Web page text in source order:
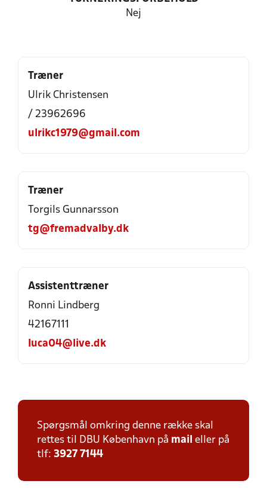
Nej
Træner
Ulrik Christensen
/ 23962696
ulrikc1979@gmail.com
Træner
Torgils Gunnarsson
tg@fremadvalby.dk
Assistenttræner
Ronni Lindberg
42167111
luca04@live.dk
Spørgsmål omkring denne række skal
rettes til DBU København på mail eller på
tlf: 3927 7144